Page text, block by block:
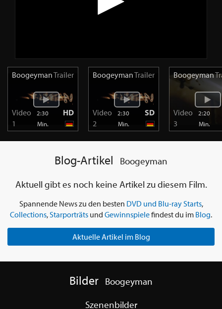
BoogeymanTrailer
Video
1
2:30
Min.
HD
BoogeymanTrailer
Video
2
2:30
Min.
SD
Boogeyman
Video
3
2:20
Min.
Blog-Artikel
Boogeyman
Aktuell gibt es noch keine Artikel zu diesem Film.
Spannende News zu den besten DVD und Blu-ray Starts,
Collections,Starporträts und Gewinnspielefindest du im Blog.
Aktuelle Artikel im Blog
Bilder Boogeyman
Szenenbilder